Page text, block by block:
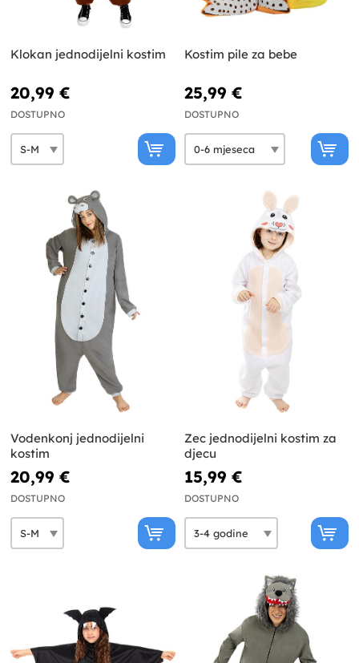
Klokan jednodijelni kostim
20,99 €
DOSTUPNO
Kostim pile za bebe
25,99 €
DOSTUPNO
Vodenkonj jednodijelni
kostim
20,99 €
DOSTUPNO
Zec jednodijelni kostim za
djecu
15,99 €
DOSTUPNO